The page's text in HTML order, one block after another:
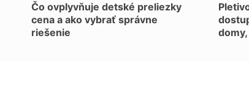
Čo ovplyvňuje detské preliezky
cena a ako vybrať správne
riešenie